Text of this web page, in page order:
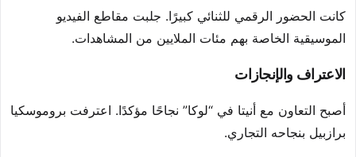
كانت الحضور الرقمي للثنائي كبيرًا. جلبت مقاطع الفيديو
الموسيقية الخاصة بهم مئات الملايين من المشاهدات.
الاعتراف والإنجازات
أصبح التعاون مع أنيتا في “لوكا” نجاحًا مؤكدًا. اعترفت بروموسكيا
برازبيل بنجاحه التجاري.